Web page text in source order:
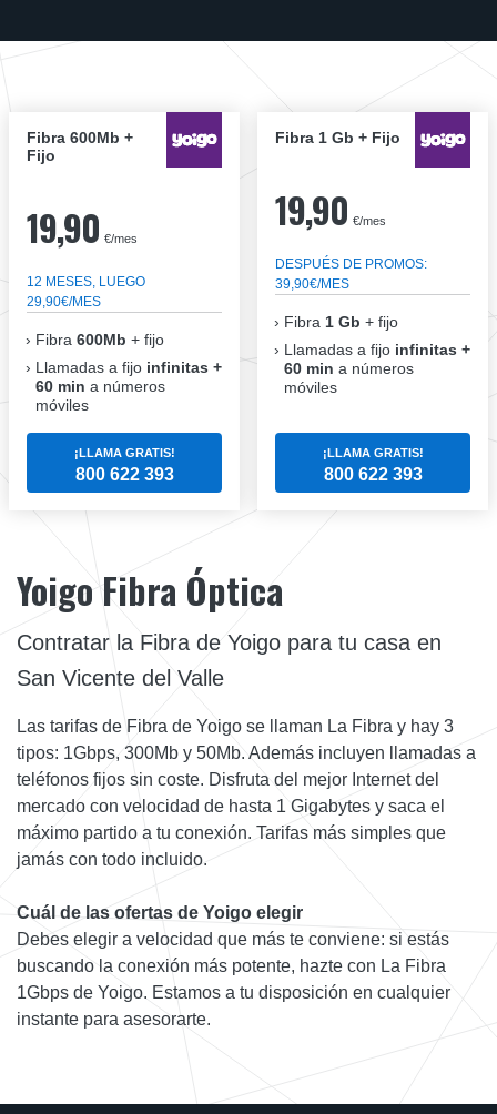
Fibra 600Mb +
Fijo
19,90 €/mes
12 MESES, LUEGO
29,90€/MES
Fibra 600Mb + fijo
Llamadas a fijo infinitas +
60 min a números
móviles
¡LLAMA GRATIS!
800 622 393
Fibra 1 Gb + Fijo
19,90 €/mes
DESPUÉS DE PROMOS:
39,90€/MES
Fibra 1 Gb + fijo
Llamadas a fijo infinitas +
60 min a números
móviles
¡LLAMA GRATIS!
800 622 393
Yoigo Fibra Óptica
Contratar la Fibra de Yoigo para tu casa en
San Vicente del Valle
Las tarifas de Fibra de Yoigo se llaman La Fibra y hay 3
tipos: 1Gbps, 300Mb y 50Mb. Además incluyen llamadas a
teléfonos fijos sin coste. Disfruta del mejor Internet del
mercado con velocidad de hasta 1 Gigabytes y saca el
máximo partido a tu conexión. Tarifas más simples que
jamás con todo incluido.
Cuál de las ofertas de Yoigo elegir
Debes elegir a velocidad que más te conviene: si estás
buscando la conexión más potente, hazte con La Fibra
1Gbps de Yoigo. Estamos a tu disposición en cualquier
instante para asesorarte.